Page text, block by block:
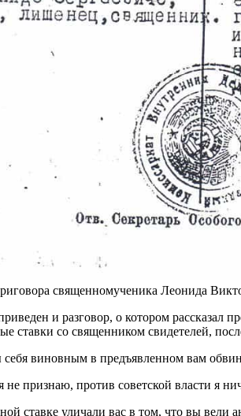
священномученика Леонида
и разговор, о котором рассказал
ставки со священником свидетелей,
виновным в предъявленном вам
признаю, против советской власти я
ставке уличали вас в том, что вы вели